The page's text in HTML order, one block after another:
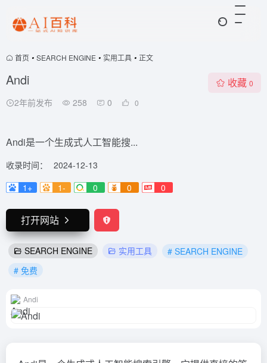
首页 • SEARCH ENGINE • 实用工具 • 正文
Andi
2年前发布 258 0 0
收藏 0
Andi是一个生成式人工智能搜...
收录时间：
2024-12-13
1+
1- 0 0 0
打开网站
SEARCH ENGINE 实用工具
# SEARCH ENGINE
# 免费
Andi